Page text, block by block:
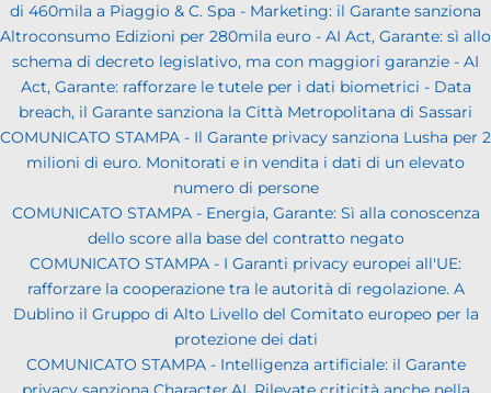
di 460mila a Piaggio & C. Spa - Marketing: il Garante sanziona
Altroconsumo Edizioni per 280mila euro - AI Act, Garante: sì allo
schema di decreto legislativo, ma con maggiori garanzie - AI
Act, Garante: rafforzare le tutele per i dati biometrici - Data
breach, il Garante sanziona la Città Metropolitana di Sassari
COMUNICATO STAMPA - Il Garante privacy sanziona Lusha per 2
milioni di euro. Monitorati e in vendita i dati di un elevato
numero di persone
COMUNICATO STAMPA - Energia, Garante: Sì alla conoscenza
dello score alla base del contratto negato
COMUNICATO STAMPA - I Garanti privacy europei all'UE:
rafforzare la cooperazione tra le autorità di regolazione. A
Dublino il Gruppo di Alto Livello del Comitato europeo per la
protezione dei dati
COMUNICATO STAMPA - Intelligenza artificiale: il Garante
privacy sanziona Character.AI. Rilevate criticità anche nella